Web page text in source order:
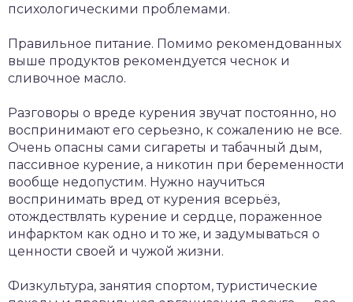
психологическими проблемами.
Правильное питание. Помимо рекомендованных
выше продуктов рекомендуется чеснок и
сливочное масло.
Разговоры о вреде курения звучат постоянно, но
воспринимают его серьезно, к сожалению не все.
Очень опасны сами сигареты и табачный дым,
пассивное курение, а никотин при беременности
вообще недопустим. Нужно научиться
воспринимать вред от курения всерьёз,
отождествлять курение и сердце, пораженное
инфарктом как одно и то же, и задумываться о
ценности своей и чужой жизни.
Физкультура, занятия спортом, туристические